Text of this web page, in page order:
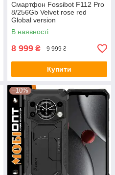
Смартфон Fossibot F112 Pro
8/256Gb Velvet rose red
Global version
В наявності
8 999 ₴ 9 999 ₴
Купити
–10%